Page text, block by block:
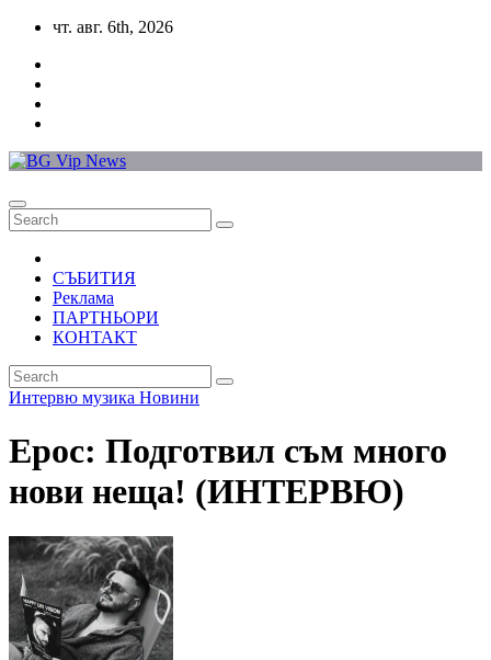
Skip
content
чт. авг. 6th, 2026
СЪБИТИЯ
Реклама
ПАРТНЬОРИ
КОНТАКТ
Интервю музика Новини
Ерос: Подготвил съм много
нови неща! (ИНТЕРВЮ)